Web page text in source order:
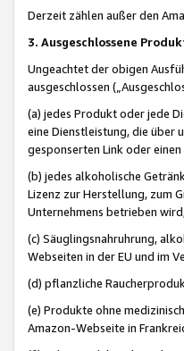
Derzeit zählen außer den
3. Ausgeschlossene
Ungeachtet der obigen
ausgeschlossen
(a) jedes Produkt oder jede
eine Dienstleistung, die über
gesponserten Link oder
(b) jedes alkoholische
Lizenz zur Herstellung, zum
Unternehmens betrieben
(c) Säuglingsnahruhrung,
Webseiten in der EU und im
(d) pflanzliche
(e) Produkte ohne
Amazon-Webseite in